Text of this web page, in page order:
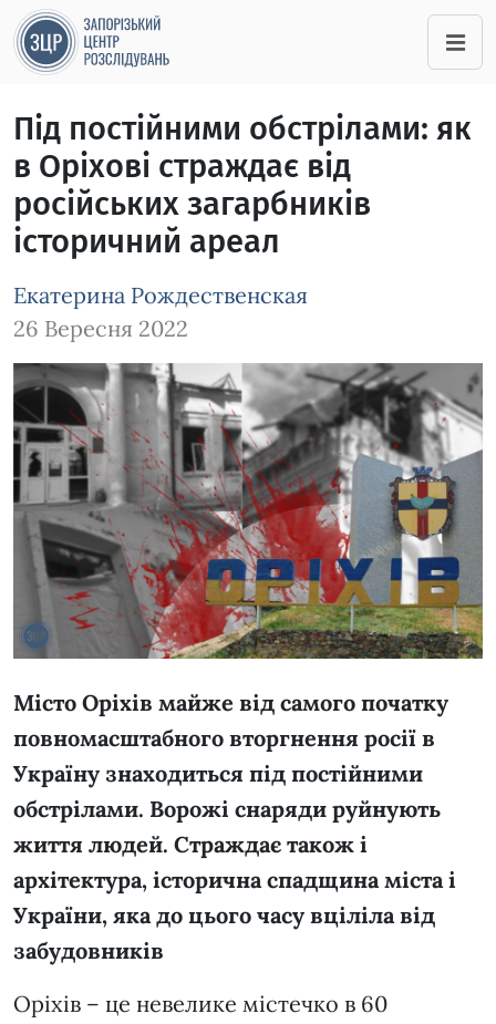
Під постійними обстрілами: як
в Оріхові страждає від
російських загарбників
історичний ареал
Екатерина Рождественская
26 Вересня 2022
Зображення завантажується
Місто Оріхів майже від самого початку
повномасштабного вторгнення росії в
Україну знаходиться під постійними
обстрілами. Ворожі снаряди руйнують
життя людей. Страждає також і
архітектура, історична спадщина міста і
України, яка до цього часу вціліла від
забудовників
Оріхів – це невелике містечко в 60